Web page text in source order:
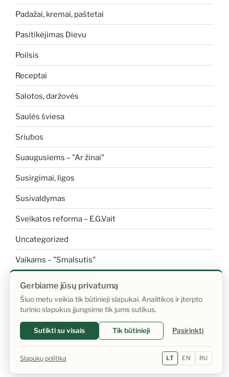
Padažai, kremai, paštetai
Pasitikėjimas Dievu
Poilsis
Receptai
Salotos, daržovės
Saulės šviesa
Sriubos
Suaugusiems – "Ar žinai"
Susirgimai, ligos
Susivaldymas
Sveikatos reforma – E.G.Vait
Uncategorized
Vaikams – "Smalsutis"
Vaikams apie sveikatą
Vanduo
Sistema: WordPress
Gerbiame jūsų privatumą
Šiuo metu veikia tik būtinieji slapukai. Analitikos ir įterpto
turinio slapukus įjungsime tik jums sutikus.
Sutikti su visais Tik būtinieji Pasirinkti
Slapukų politika LT EN RU